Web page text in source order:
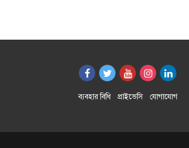
ব্যবহার বিধি প্রাইভেসি যোগাযোগ